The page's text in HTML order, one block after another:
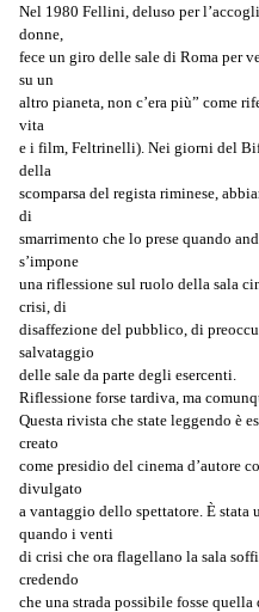
Nel 1980 Fellini, deluso per
donne,
fece un giro delle sale di Roma per
su un
altro pianeta, non c’era più” come
vita
e i film, Feltrinelli). Nei giorni del
della
scomparsa del regista riminese,
di
smarrimento che lo prese quando
s’impone
una riflessione sul ruolo della sala
crisi, di
disaffezione del pubblico, di
salvataggio
delle sale da parte degli esercenti.
Riflessione forse tardiva, ma
Questa rivista che state leggendo è
creato
come presidio del cinema d’autore
divulgato
a vantaggio dello spettatore. È stata
quando i venti
di crisi che ora flagellano la sala
credendo
che una strada possibile fosse